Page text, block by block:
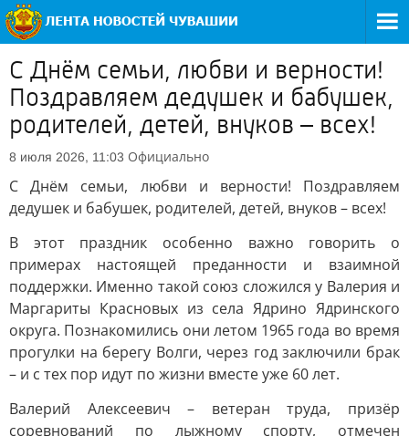
С Днём семьи, любви и верности!
Поздравляем дедушек и бабушек,
родителей, детей, внуков – всех!
8 июля 2026, 11:03 Официально
С Днём семьи, любви и верности! Поздравляем
дедушек и бабушек, родителей, детей, внуков – всех!
В этот праздник особенно важно говорить о
примерах настоящей преданности и взаимной
поддержки. Именно такой союз сложился у Валерия и
Маргариты Красновых из села Ядрино Ядринского
округа. Познакомились они летом 1965 года во время
прогулки на берегу Волги, через год заключили брак
– и с тех пор идут по жизни вместе уже 60 лет.
Валерий Алексеевич – ветеран труда, призёр
соревнований по лыжному спорту, отмечен